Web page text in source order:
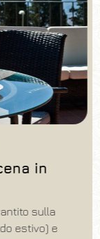
in
sulla
estivo) e